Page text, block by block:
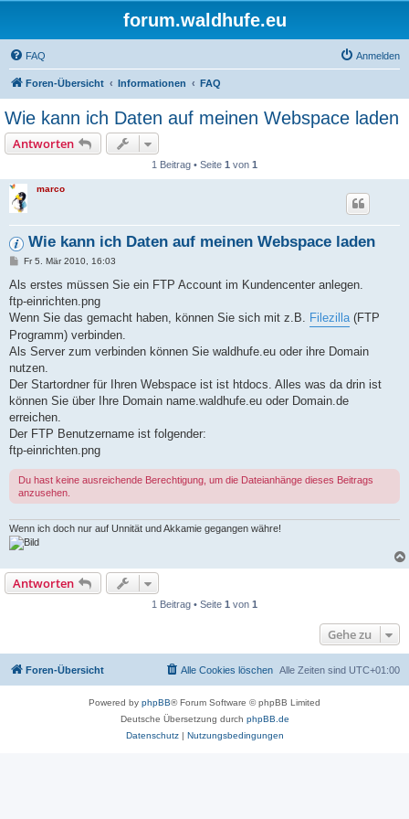
forum.waldhufe.eu
FAQ Anmelden
Foren-Übersicht Informationen FAQ
Wie kann ich Daten auf meinen Webspace laden
Antworten
1 Beitrag • Seite 1 von 1
marco
Wie kann ich Daten auf meinen Webspace laden
B
i
r
a
Fr 5. Mär 2010, 16:03
Als erstes müssen Sie ein FTP Account im Kundencenter anlegen.
ftp-einrichten.png
Wenn Sie das gemacht haben, können Sie sich mit z.B. Filezilla(FTP
Programm) verbinden.
Als Server zum verbinden können Sie waldhufe.eu oder ihre Domain
nutzen.
Der Startordner für Ihren Webspace ist ist htdocs. Alles was da drin ist
können Sie über Ihre Domain name.waldhufe.eu oder Domain.de
erreichen.
Der FTP Benutzername ist folgender:
ftp-einrichten.png
Du hast keine ausreichende Berechtigung, um die Dateianhänge dieses Beitrags
anzusehen.
Wenn ich doch nur auf Unnität und Akkamie gegangen währe!
Antworten
1 Beitrag • Seite 1 von 1
Gehe zu
Foren-Übersicht Alle Zeiten sind UTC+01:00
Alle Cookies löschen
Powered by phpBB® Forum Software © phpBB Limited
Deutsche Übersetzung durch phpBB.de
Datenschutz| Nutzungsbedingungen